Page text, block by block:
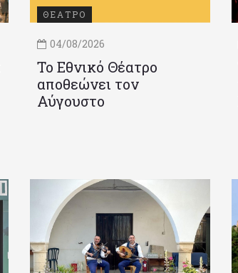
ΘΕΑΤΡΟ
04/08/2026
Το Εθνικό Θέατρο
αποθεώνει τον
Αύγουστο